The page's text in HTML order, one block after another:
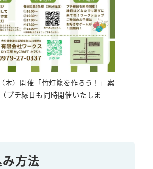
木）開催「竹灯籠を作ろう！」案
プチ縁日も同時開催いたしま
方法